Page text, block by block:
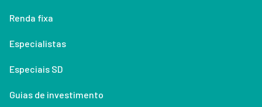
Renda fixa
Especialistas
Especiais SD
Guias de investimento